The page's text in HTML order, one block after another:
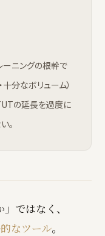
ーニングの根幹で
分なボリューム）
の延長を過度に
。
ではなく、
なツール。